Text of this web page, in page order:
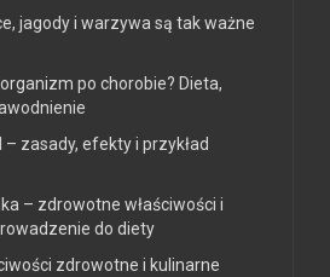
jagody i warzywa są tak ważne
po chorobie? Dieta,
– zasady, efekty i przykład
– zdrowotne właściwości i
do diety
zdrowotne i kulinarne